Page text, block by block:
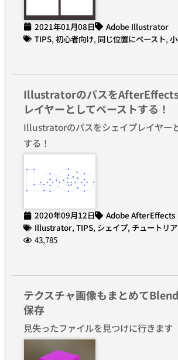
2021年01月08日
Adobe Illustrator
TIPS, 初心者向け, 同じ位置にペースト,
Illustratorのパスを
レイヤーとしてペーストする！
Illustratorのパスをシェイプレイヤー
する！
2020年09月12日
Adobe AfterEffects
Illustrator, TIPS, シェイプ, チュートリ
43,785
テクスチャ画像もまとめて
保存
見失ったファイルを見つけに行きます